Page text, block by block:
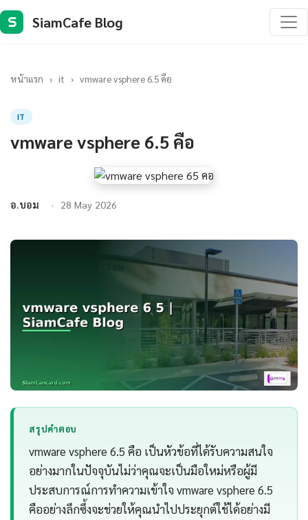
S SiamCafe Blog
หน้าแรก › it › vmware vsphere 6.5 คือ
IT
vmware vsphere 6.5 คือ
อ.บอม 28 May 2026
สรุปคำตอบ
vmware vsphere 6.5 คือ เป็นหัวข้อที่ได้รับความสนใจ
อย่างมากในปัจจุบันไม่ว่าคุณจะเป็นมือใหม่หรือผู้มี
ประสบการณ์การทำความเข้าใจ vmware vsphere 6.5
คืออย่างลึกซึ้งจะช่วยให้คุณนำไปประยุกต์ใช้ได้อย่างมี